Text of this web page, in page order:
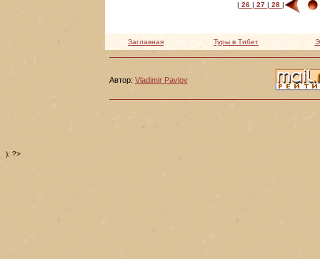
| 26 | 27 | 28 |
Заглавная Туры в Тибет
Автор: Vladimir Pavlov
); ?>